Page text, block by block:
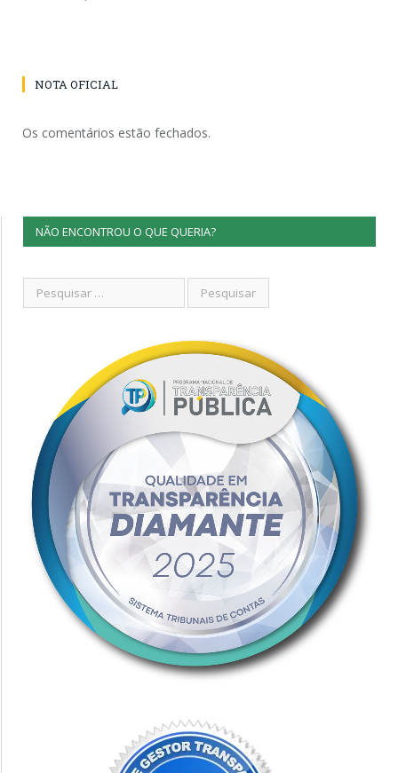
NOTA OFICIAL
Os comentários estão fechados.
NÃO ENCONTROU O QUE QUERIA?